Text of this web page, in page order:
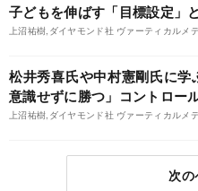
子どもを伸ばす「目標設定」
上沼祐樹,ダイヤモンド社 ヴァーティカルメ
松井秀喜氏や中村憲剛氏に学
意識せずに勝つ」コントロー
上沼祐樹,ダイヤモンド社 ヴァーティカルメ
次の